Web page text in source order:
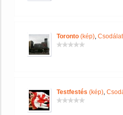
Toronto (kép),
Testfestés (kép),